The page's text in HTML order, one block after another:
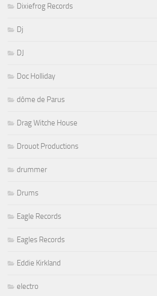
Dixiefrog Records
Dj
DJ
Doc Holliday
dôme de Parus
Drag Witche House
Drouot Productions
drummer
Drums
Eagle Records
Eagles Records
Eddie Kirkland
electro